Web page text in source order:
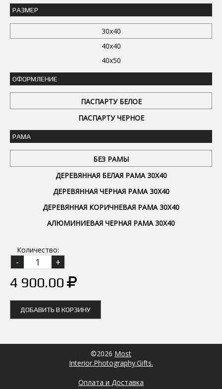
РАЗМЕР
30x40
40x40
40x50
ОФОРМЛЕНИЕ
ПАСПАРТУ БЕЛОЕ
ПАСПАРТУ ЧЕРНОЕ
РАМА
БЕЗ РАМЫ
ДЕРЕВЯННАЯ БЕЛАЯ РАМА 30Х40
ДЕРЕВЯННАЯ ЧЕРНАЯ РАМА 30Х40
ДЕРЕВЯННАЯ КОРИЧНЕВАЯ РАМА 30Х40
АЛЮМИНИЕВАЯ ЧЕРНАЯ РАМА 30Х40
Количество:
4 900.00
ДОБАВИТЬ В КОРЗИНУ
©2026 Most
Interior.Photography.Gifts.
Оплата и Доставка